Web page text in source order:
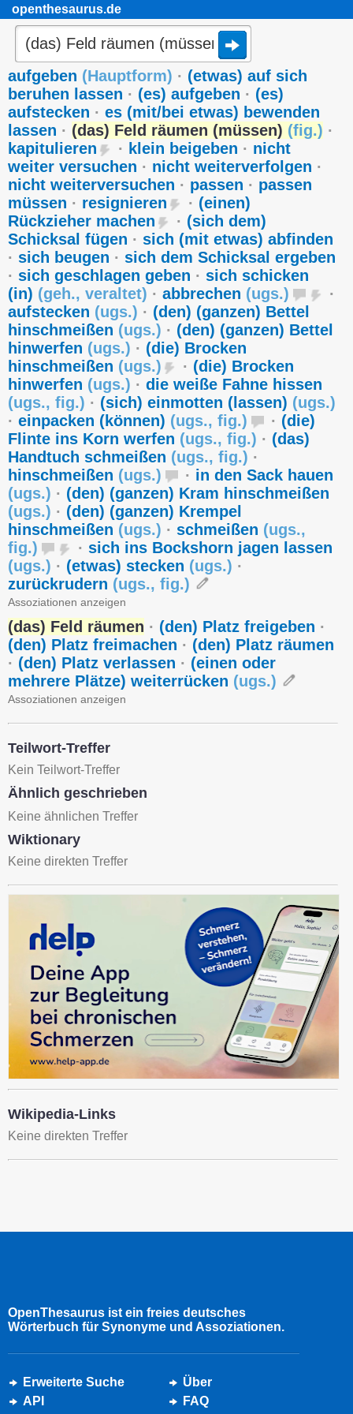
openthesaurus.de
aufgeben (Hauptform) · (etwas) auf sich
beruhen lassen · (es) aufgeben · (es)
aufstecken · es (mit/bei etwas) bewenden
lassen · (das) Feld räumen (müssen) (fig.) ·
kapitulieren
· klein beigeben · nicht
weiter versuchen · nicht weiterverfolgen ·
nicht weiterversuchen · passen · passen
müssen · resignieren · (einen)
Rückzieher machen
· (sich dem)
Schicksal fügen · sich (mit etwas) abfinden
· sich beugen · sich dem Schicksal ergeben
· sich geschlagen geben · sich schicken
(in) (geh., veraltet) · abbrechen (ugs.)
·
aufstecken (ugs.) · (den) (ganzen) Bettel
hinschmeißen (ugs.) · (den) (ganzen) Bettel
hinwerfen (ugs.) · (die) Brocken
hinschmeißen (ugs.) · (die) Brocken
hinwerfen (ugs.) · die weiße Fahne hissen
(ugs., fig.) · (sich) einmotten (lassen) (ugs.)
· einpacken (können) (ugs., fig.) · (die)
Flinte ins Korn werfen (ugs., fig.) · (das)
Handtuch schmeißen (ugs., fig.) ·
hinschmeißen (ugs.) · in den Sack hauen
(ugs.) · (den) (ganzen) Kram hinschmeißen
(ugs.) · (den) (ganzen) Krempel
hinschmeißen (ugs.) · schmeißen (ugs.,
fig.) · sich ins Bockshorn jagen lassen
(ugs.) · (etwas) stecken (ugs.) ·
zurückrudern (ugs., fig.)
Assoziationen anzeigen
(das) Feld räumen · (den) Platz freigeben ·
(den) Platz freimachen · (den) Platz räumen
· (den) Platz verlassen · (einen oder
mehrere Plätze) weiterrücken (ugs.)
Assoziationen anzeigen
Teilwort-Treffer
Kein Teilwort-Treffer
Ähnlich geschrieben
Keine ähnlichen Treffer
Wiktionary
Keine direkten Treffer
Wikipedia-Links
Keine direkten Treffer
OpenThesaurus ist ein freies deutsches
Wörterbuch für Synonyme und Assoziationen.
Erweiterte Suche
API
Über
FAQ